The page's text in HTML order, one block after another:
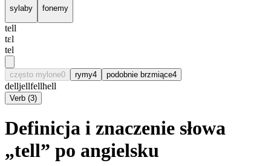
sylaby fonemy
tell
tɛl
tel
często mylone0 rymy4 podobnie brzmiące4
delljellfellhell
Verb (3)
Definicja i znaczenie słowa
„tell” po angielsku